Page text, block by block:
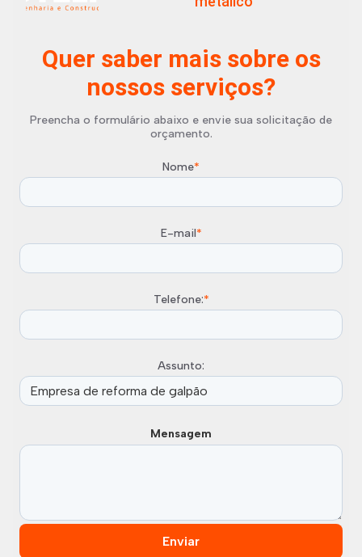
Quer saber mais sobre os
nossos serviços?
Preencha o formulário abaixo e envie sua solicitação de
orçamento.
Nome*
E-mail*
Telefone:*
Assunto:
Mensagem
Enviar